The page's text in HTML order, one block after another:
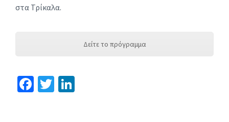
στα Τρίκαλα.
Δείτε το πρόγραμμα
Fa T